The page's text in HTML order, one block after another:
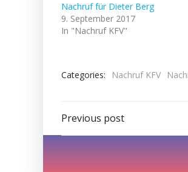
Nachruf für Dieter Berg
9. September 2017
In "Nachruf KFV"
Categories: Nachruf KFV
Post
navigation
Previous post